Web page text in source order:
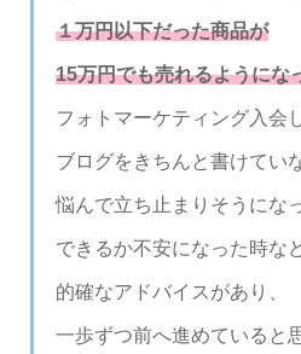
１万円以下だった商品が
15万円でも売れるようにな
フォトマーケティング入会
ブログをきちんと書けてい
悩んで立ち止まりそうにな
できるか不安になった時な
的確なアドバイスがあり、
一歩ずつ前へ進めていると